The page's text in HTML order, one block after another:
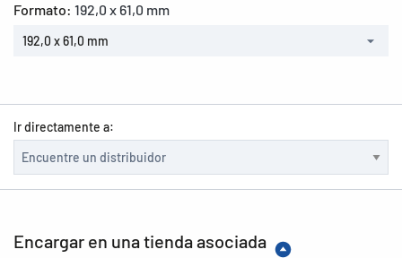
Formato: 192,0 x 61,0 mm
192,0 x 61,0 mm
Ir directamente a:
Encargar en una tienda asociada